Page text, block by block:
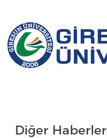
Diğer Haberler